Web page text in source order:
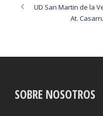
UD San Martin de la
At.
SOBRE NOSOTROS